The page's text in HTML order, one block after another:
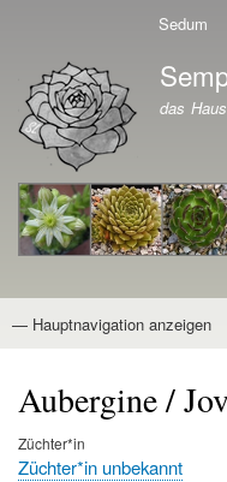
Sedum
Branding der Website
das
Hauptnavigation
— Hauptnavigation anzeigen
Aubergine /
Züchter*in
Züchter*in unbekannt